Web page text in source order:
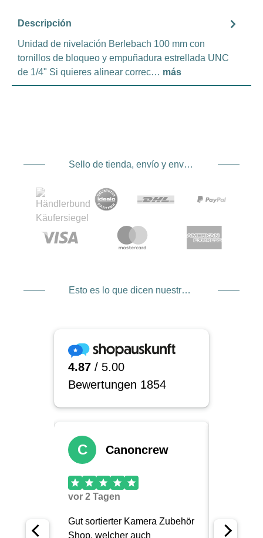
Descripción
Unidad de nivelación Berlebach 100 mm con
tornillos de bloqueo y empuñadura estrellada UNC
de 1/4" Si quieres alinear correc… más
Sello de tienda, envío y envío. Proveedor de servicios de pago
Esto es lo que dicen nuestros clientes